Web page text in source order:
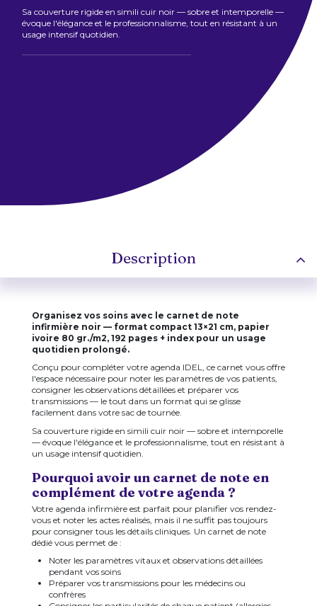
Sa couverture rigide en simili cuir noir — sobre et intemporelle —
évoque l'élégance et le professionnalisme, tout en résistant à un
usage intensif quotidien.
Description
Organisez vos soins avec le carnet de note
infirmière noir — format compact 13×21 cm, papier
ivoire 80 gr./m2, 192 pages + index pour un usage
quotidien prolongé.
Conçu pour compléter votre agenda IDEL, ce carnet vous offre
l'espace nécessaire pour noter les paramètres de vos patients,
consigner les observations détaillées et préparer vos
transmissions — le tout dans un format qui se glisse
facilement dans votre sac de tournée.
Sa couverture rigide en simili cuir noir — sobre et intemporelle
— évoque l'élégance et le professionnalisme, tout en résistant à
un usage intensif quotidien.
Pourquoi avoir un carnet de note en
complément de votre agenda ?
Votre agenda infirmière est parfait pour planifier vos rendez-
vous et noter les actes réalisés, mais il ne suffit pas toujours
pour consigner tous les détails cliniques. Un carnet de note
dédié vous permet de :
Noter les paramètres vitaux et observations détaillées
pendant vos soins
Préparer vos transmissions pour les médecins ou
confrères